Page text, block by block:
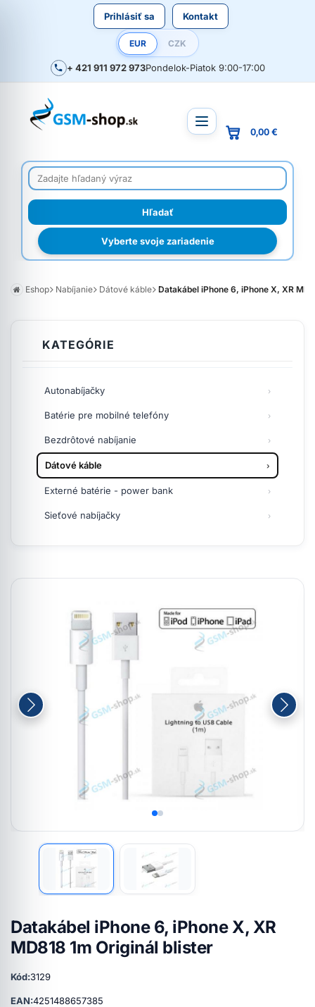
Prihlásiť sa Kontakt
EUR CZK
+ 421 911 972 973Pondelok-Piatok 9:00-17:00
Vyberte svoje zariadenie
0,00 €
Eshop Nabíjanie Dátové káble Datakábel iPhone 6, iPhone X, XR
KATEGÓRIE
Autonabíjačky
Batérie pre mobilné telefóny
Bezdrôtové nabíjanie
Dátové káble
Externé batérie - power bank
Sieťové nabíjačky
Datakábel iPhone 6, iPhone X, XR
MD818 1m Originál blister
Kód:3129
EAN:4251488657385